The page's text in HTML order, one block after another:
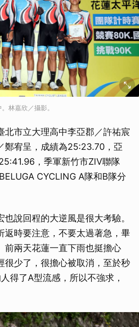
林嘉欣／攝影。
北市立大理高中李亞郡／許祐宸
鄭宥呈，成績為25:23.70，亞
，季軍新竹市ZIV聯隊
CYCLING A隊和B隊分
說回程的大逆風是很大考驗。
返時要注意，不要太過著急，畢
前兩天花蓮一直下雨也挺擔心
很少了，很擔心被取消，至於秒
得了A型流感，所以不強求，